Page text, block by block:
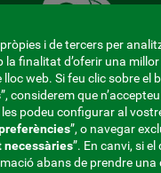
de
tu
MENÚ
REDES
i de tercers per
la finalitat d’oferir una
lloc web. Si feu clic sobre el
”, considerem que n’accepteu
podeu configurar al
”, o navegar
necessàries”. En canvi, si el
abans de prendre una